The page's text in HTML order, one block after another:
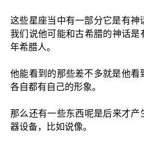
这些星座当中有一部分它是有
我们说他可能和古希腊的神话是
年希腊人。
他能看到的那些差不多就是他
各自都有自己的形象。
那么还有一些东西呢是后来才
器设备，比如说像。